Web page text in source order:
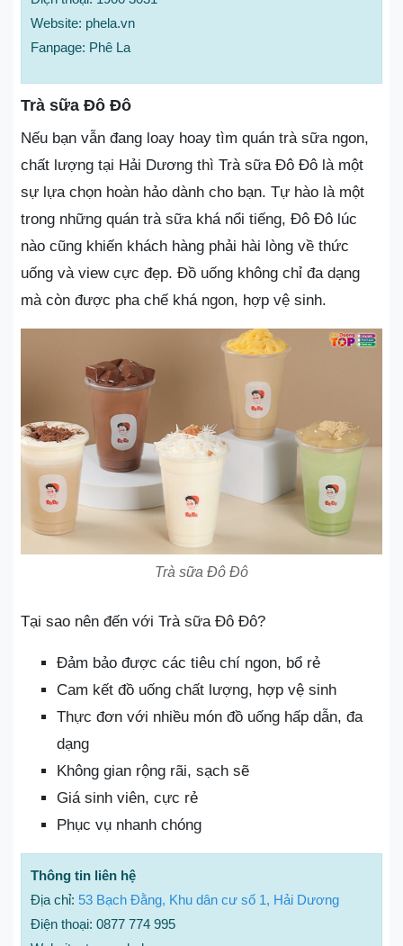
Website: phela.vn
Fanpage: Phê La
Trà sữa Đô Đô
Nếu bạn vẫn đang loay hoay tìm quán trà sữa ngon,
chất lượng tại Hải Dương thì Trà sữa Đô Đô là một
sự lựa chọn hoàn hảo dành cho bạn. Tự hào là một
trong những quán trà sữa khá nổi tiếng, Đô Đô lúc
nào cũng khiến khách hàng phải hài lòng về thức
uống và view cực đẹp. Đồ uống không chỉ đa dạng
mà còn được pha chế khá ngon, hợp vệ sinh.
Trà sữa Đô Đô
Tại sao nên đến với Trà sữa Đô Đô?
Đảm bảo được các tiêu chí ngon, bổ rẻ
Cam kết đồ uống chất lượng, hợp vệ sinh
Thực đơn với nhiều món đồ uống hấp dẫn, đa
dạng
Không gian rộng rãi, sạch sẽ
Giá sinh viên, cực rẻ
Phục vụ nhanh chóng
Thông tin liên hệ
Địa chỉ: 53 Bạch Đằng, Khu dân cư số 1, Hải Dương
Điện thoại: 0877 774 995